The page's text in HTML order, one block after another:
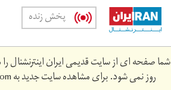
Skip
main
content
پخش زنده
شما صفحه ای از سایت قدیمی ایران اینترنشنال
روز نمی شود. برای مشاهده سایت جدید به